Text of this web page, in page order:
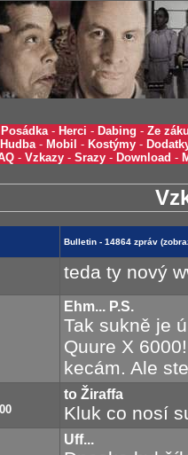
Posádka- Herci - Dabing - Ze
Hudba- Mobil - Kostýmy -
- Vzkazy - Srazy - Download -
Bulletin - 14864 zpráv
teda ty nový
Ehm... P.S.
Tak sukně je
Quure X
kecám. Ale
to Žiraffa
Kluk co nosí
Uff...